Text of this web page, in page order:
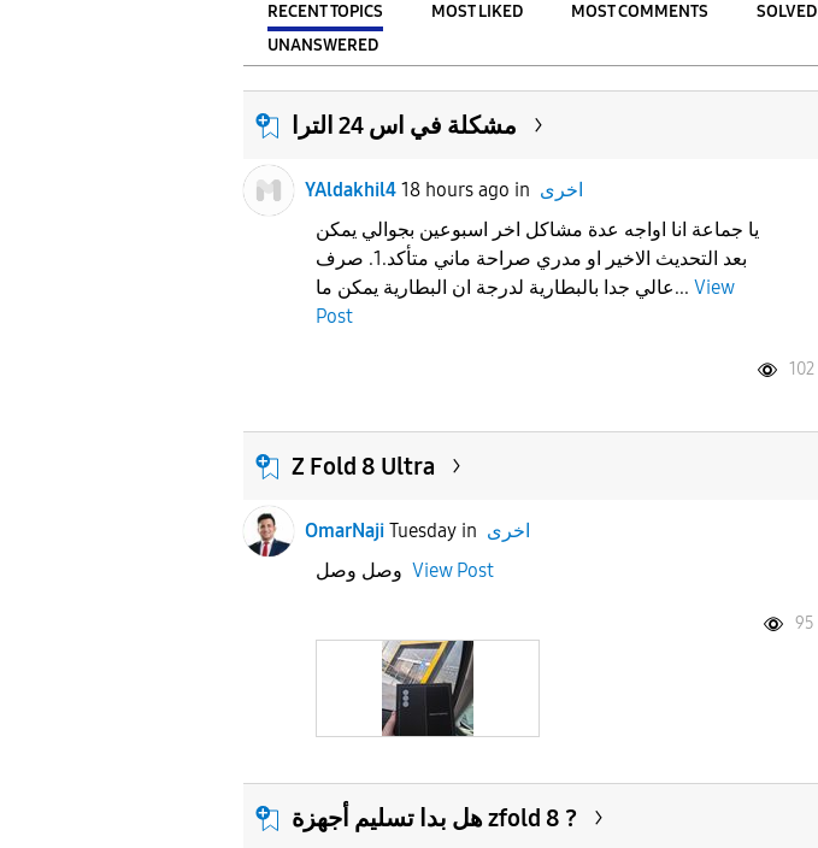
RECENT TOPICS MOST LIKED MOST COMMENTS
SOLVED
UNANSWERED
From To
مشكلة في اس 24 الترا
YAldakhil4 18 hours ago in اخرى
يا جماعة انا اواجه عدة مشاكل اخر اسبوعين بجوالي يمكن
بعد التحديث الاخير او مدري صراحة ماني متأكد.1. صرف
عالي جدا بالبطارية لدرجة ان البطارية يمكن ما... View
Post
102
Z Fold 8 Ultra
OmarNaji Tuesday in اخرى
View Post
95
هل بدا تسليم أجهزة zfold 8 ?